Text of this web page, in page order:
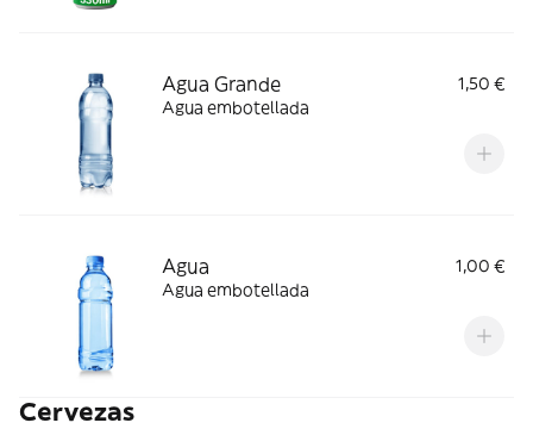
Agua Grande
1,50 €
Agua embotellada
Agua
1,00 €
Agua embotellada
Cervezas